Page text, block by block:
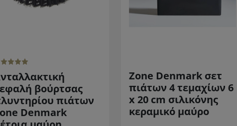
βούρτσας
πιάτων
Denmark
Zone Denmark σετ
πιάτων 4 τεμαχίων 6
x 20 cm σιλικόνης
κεραμικό μαύρο